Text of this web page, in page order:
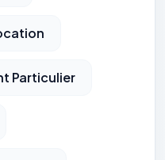
Particulier